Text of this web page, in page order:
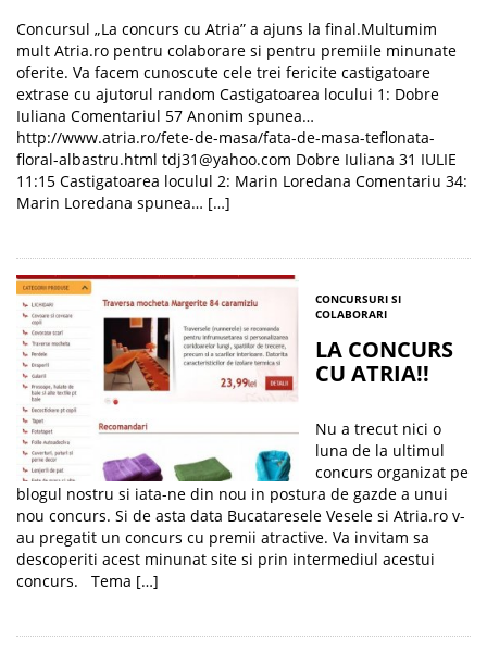
Concursul „La concurs cu Atria” a ajuns la final.Multumim
mult Atria.ro pentru colaborare si pentru premiile minunate
oferite. Va facem cunoscute cele trei fericite castigatoare
extrase cu ajutorul random Castigatoarea locului 1: Dobre
Iuliana Comentariul 57 Anonim spunea…
http://www.atria.ro/fete-de-masa/fata-de-masa-teflonata-
floral-albastru.html tdj31@yahoo.com Dobre Iuliana 31 IULIE
11:15 Castigatoarea loculul 2: Marin Loredana Comentariu 34:
Marin Loredana spunea… […]
CONCURSURI SI
COLABORARI
LA CONCURS
CU ATRIA!!
Nu a trecut nici o
luna de la ultimul
concurs organizat pe
blogul nostru si iata-ne din nou in postura de gazde a unui
nou concurs. Si de asta data Bucataresele Vesele si Atria.ro v-
au pregatit un concurs cu premii atractive. Va invitam sa
descoperiti acest minunat site si prin intermediul acestui
concurs. Tema […]